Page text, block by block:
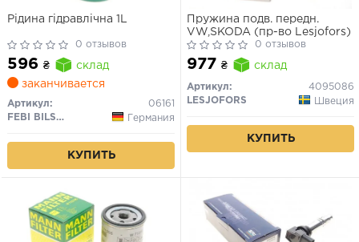
Рідина гідравлічна 1L
0 отзывов
596 ₴
склад
заканчивается
Артикул:
06161
FEBI BILSTEIN
Германия
КУПИТЬ
Пружина подв. передн.
VW,SKODA (пр-во Lesjofors)
0 отзывов
977 ₴ склад
Артикул:
4095086
LESJOFORS
Швеция
КУПИТЬ